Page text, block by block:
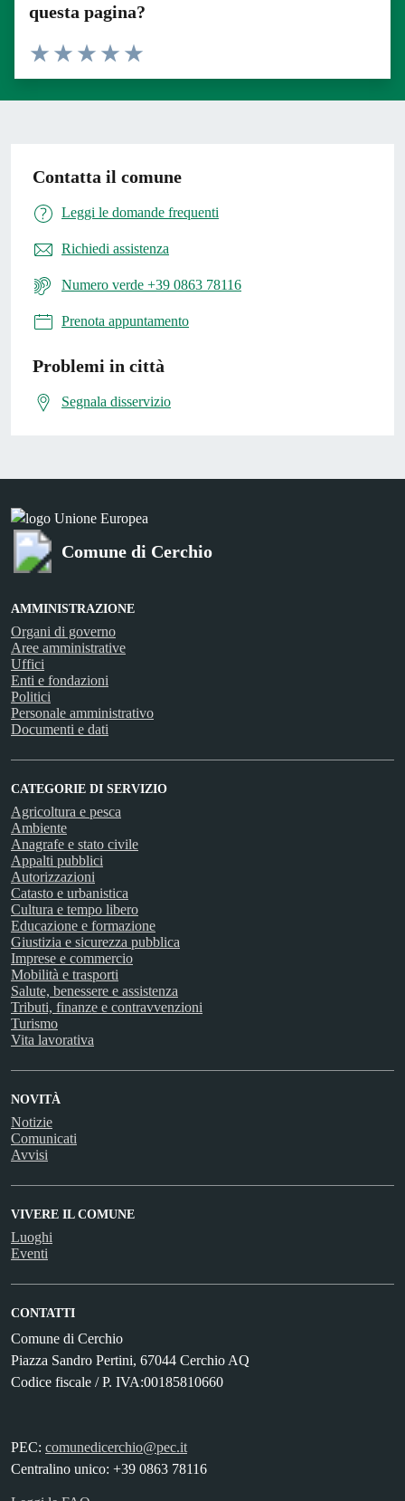
questa pagina?
Contatta il comune
Leggi le domande frequenti
Richiedi assistenza
Numero verde +39 0863 78116
Prenota appuntamento
Problemi in città
Segnala disservizio
Comune di Cerchio
AMMINISTRAZIONE
Organi di governo
Aree amministrative
Uffici
Enti e fondazioni
Politici
Personale amministrativo
Documenti e dati
CATEGORIE DI SERVIZIO
Agricoltura e pesca
Ambiente
Anagrafe e stato civile
Appalti pubblici
Autorizzazioni
Catasto e urbanistica
Cultura e tempo libero
Educazione e formazione
Giustizia e sicurezza pubblica
Imprese e commercio
Mobilità e trasporti
Salute, benessere e assistenza
Tributi, finanze e contravvenzioni
Turismo
Vita lavorativa
NOVITÀ
Notizie
Comunicati
Avvisi
VIVERE IL COMUNE
Luoghi
Eventi
CONTATTI
Comune di Cerchio
Piazza Sandro Pertini, 67044 Cerchio AQ
Codice fiscale / P. IVA:00185810660
PEC: comunedicerchio@pec.it
Centralino unico: +39 0863 78116